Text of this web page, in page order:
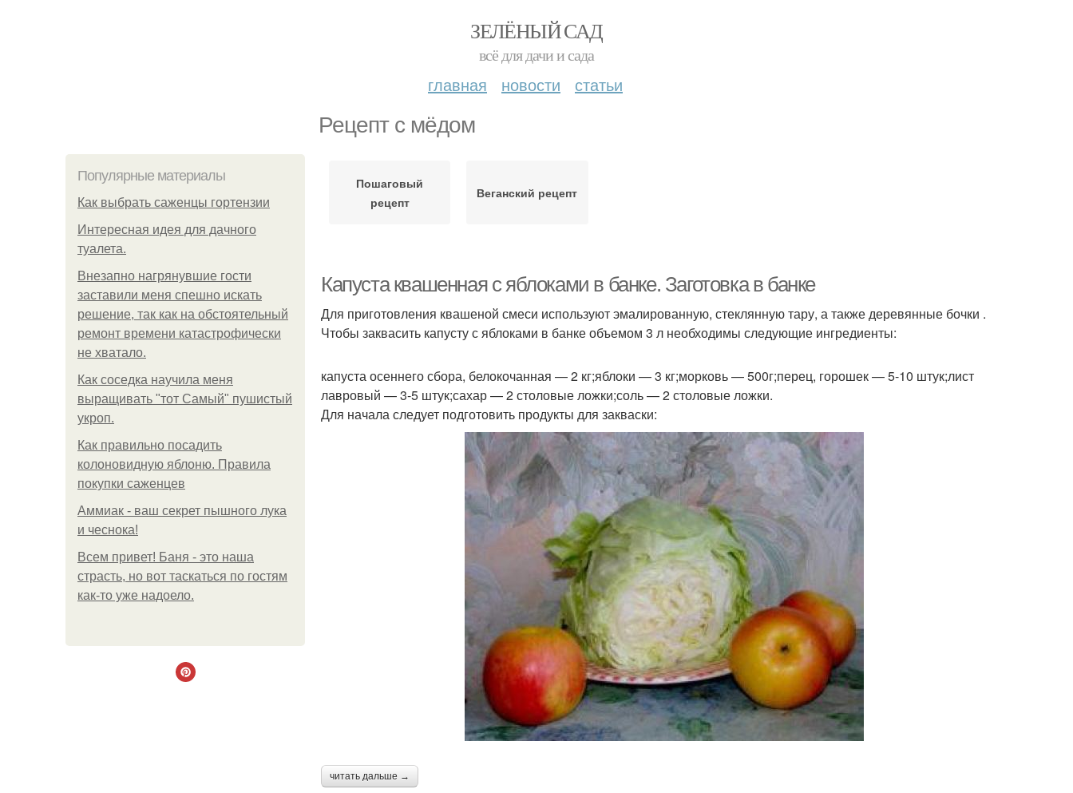
ЗЕЛЁНЫЙ САД
всё для дачи и сада
главная новости статьи
Рецепт с мёдом
Популярные материалы
Как выбрать саженцы гортензии
Интересная идея для дачного
туалета.
Внезапно нагрянувшие гости
заставили меня спешно искать
решение, так как на обстоятельный
ремонт времени катастрофически
не хватало.
Как соседка научила меня
выращивать "тот Самый" пушистый
укроп.
Как правильно посадить
колоновидную яблоню. Правила
покупки саженцев
Аммиак - ваш секрет пышного лука
и чеснока!
Всем привет! Баня - это наша
страсть, но вот таскаться по гостям
как-то уже надоело.
Пошаговый
рецепт
Веганский рецепт
Капуста квашенная с яблоками в банке. Заготовка в банке
Для приготовления квашеной смеси используют эмалированную, стеклянную тару, а также деревянные бочки .
Чтобы заквасить капусту с яблоками в банке объемом 3 л необходимы следующие ингредиенты:
капуста осеннего сбора, белокочанная — 2 кг;яблоки — 3 кг;морковь — 500г;перец, горошек — 5-10 штук;лист
лавровый — 3-5 штук;сахар — 2 столовые ложки;соль — 2 столовые ложки.
Для начала следует подготовить продукты для закваски:
читать дальше →